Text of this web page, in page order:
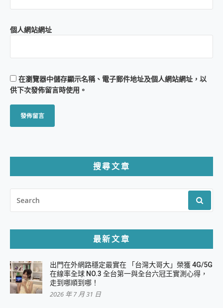
個人網站網址
在瀏覽器中儲存顯示名稱、電子郵件地址及個人網站網址，以
供下次發佈留言時使用。
搜尋文章
FOR:
最新文章
出門在外網路穩定最實在 「台灣大哥大」榮獲 4G/5G
在線率全球 NO.3 全台第一與全台六冠王實測心得，
走到哪順到哪！
2026 年 7 月 31 日